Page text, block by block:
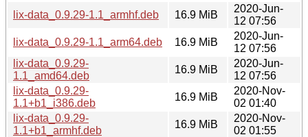
lix-data_0.9.29-1.1_armhf.deb
16.9 MiB
2020-Jun-
12 07:56
lix-data_0.9.29-1.1_arm64.deb
16.9 MiB
2020-Jun-
12 07:56
lix-data_0.9.29-
1.1_amd64.deb
16.9 MiB
2020-Jun-
12 07:56
lix-data_0.9.29-
1.1+b1_i386.deb
16.9 MiB
2020-Nov-
02 01:40
lix-data_0.9.29-
1.1+b1_armhf.deb
16.9 MiB
2020-Nov-
02 01:55